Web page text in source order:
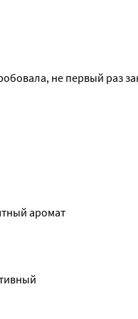
не первый раз
аромат